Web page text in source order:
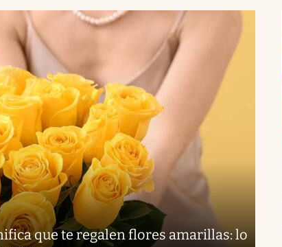
que te regalen flores amarillas: lo